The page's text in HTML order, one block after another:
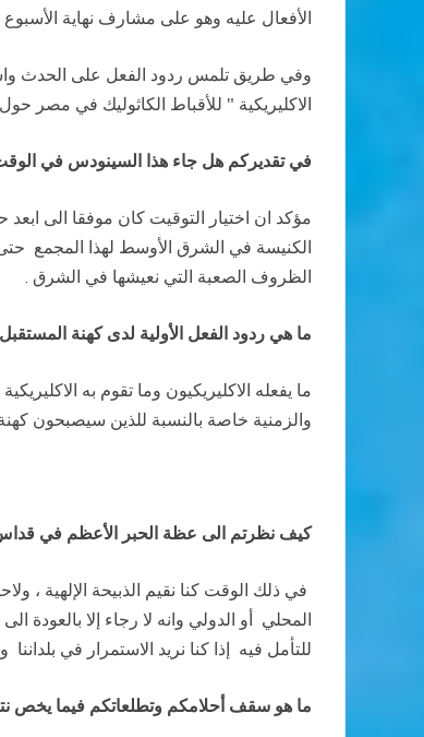
الأفعال عليه وهو على مشارف نهاية
وفي طريق تلمس ردود الفعل على الحدث
الاكليريكية " للأقباط الكاثوليك في مصر
في تقديركم هل جاء هذا السينودس في الوقت
مؤكد ان اختيار التوقيت كان موفقا الى
الكنيسة في الشرق الأوسط لهذا المجمع
الظروف الصعبة التي نعيشها في الشرق .
ما هي ردود الفعل الأولية لدى كهنة
ما يفعله الاكليريكيون وما تقوم به
والزمنية خاصة بالنسبة للذين سيصبحون
كيف نظرتم الى عظة الحبر الأعظم في قداس
في ذلك الوقت كنا نقيم الذبيحة الإلهية ،
المحلي أو الدولي وانه لا رجاء إلا بالعودة
للتأمل فيه إذا كنا نريد الاستمرار في
ما هو سقف أحلامكم وتطلعاتكم فيما يخص